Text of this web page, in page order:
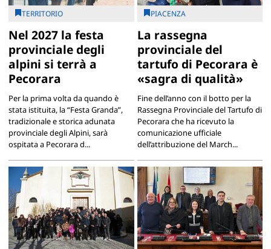
TERRITORIO
Nel 2027 la festa
provinciale degli
alpini si terrà a
Pecorara
Per la prima volta da quando è
stata istituita, la “Festa Granda”,
tradizionale e storica adunata
provinciale degli Alpini, sarà
ospitata a Pecorara d...
PIACENZA
La rassegna
provinciale del
tartufo di Pecorara è
«sagra di qualità»
Fine dell’anno con il botto per la
Rassegna Provinciale del Tartufo di
Pecorara che ha ricevuto la
comunicazione ufficiale
dell’attribuzione del March...